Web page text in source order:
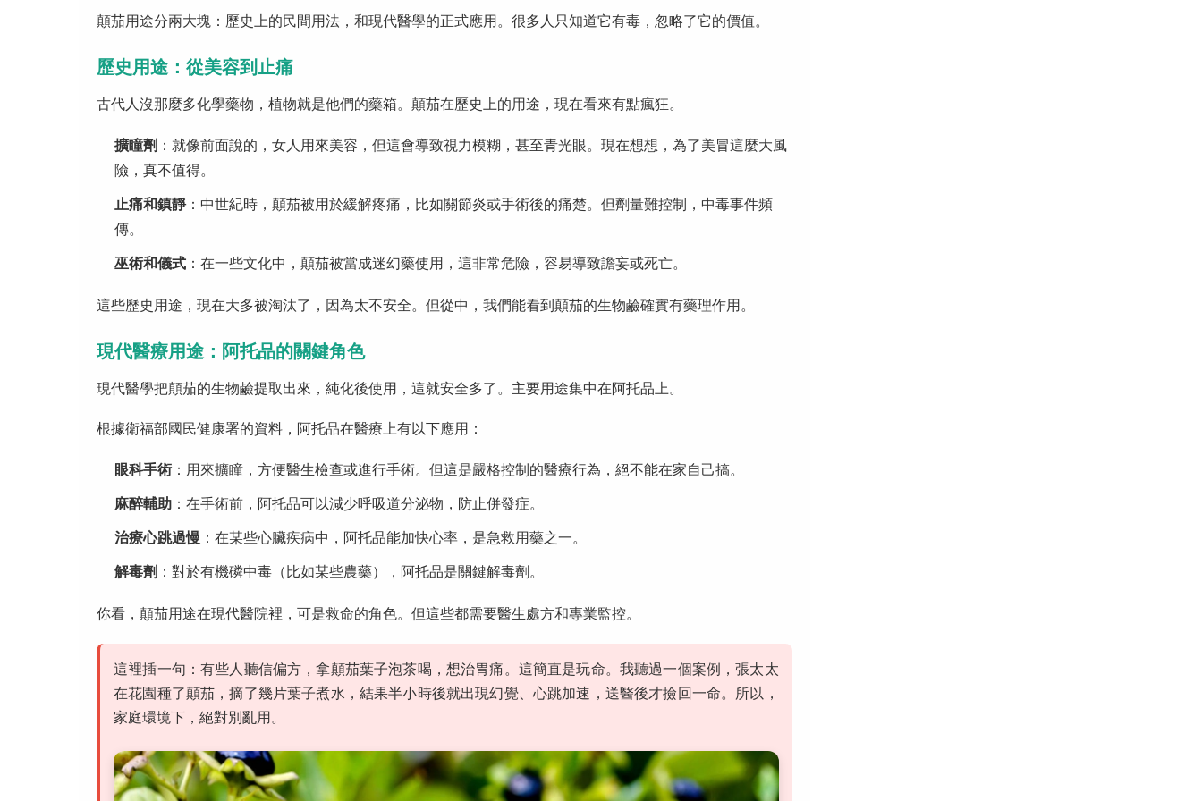
顛茄用途分兩大塊：歷史上的民間用法，和現代醫學的正式應用。很多人只知道它有毒，忽略了它的價值。
歷史用途：從美容到止痛
古代人沒那麼多化學藥物，植物就是他們的藥箱。顛茄在歷史上的用途，現在看來有點瘋狂。
擴瞳劑 ：就像前面說的，女人用來美容，但這會導致視力模糊，甚至青光眼。現在想想，為了美冒這麼大風
險，真不值得。
止痛和鎮靜：中世紀時，顛茄被用於緩解疼痛，比如關節炎或手術後的痛楚。但劑量難控制，中毒事件頻
傳。
巫術和儀式 ：在一些文化中，顛茄被當成迷幻藥使用，這非常危險，容易導致譫妄或死亡。
這些歷史用途，現在大多被淘汰了，因為太不安全。但從中，我們能看到顛茄的生物鹼確實有藥理作用。
現代醫療用途：阿托品的關鍵角色
現代醫學把顛茄的生物鹼提取出來，純化後使用，這就安全多了。主要用途集中在阿托品上。
根據衛福部國民健康署的資料，阿托品在醫療上有以下應用：
眼科手術 ：用來擴瞳，方便醫生檢查或進行手術。但這是嚴格控制的醫療行為，絕不能在家自己搞。
麻醉輔助 ：在手術前，阿托品可以減少呼吸道分泌物，防止併發症。
治療心跳過慢 ：在某些心臟疾病中，阿托品能加快心率，是急救用藥之一。
解毒劑 ：對於有機磷中毒（比如某些農藥），阿托品是關鍵解毒劑。
你看，顛茄用途在現代醫院裡，可是救命的角色。但這些都需要醫生處方和專業監控。
這裡插一句：有些人聽信偏方，拿顛茄葉子泡茶喝，想治胃痛。這簡直是玩命。我聽過一個案例，張太太
在花園種了顛茄，摘了幾片葉子煮水，結果半小時後就出現幻覺、心跳加速，送醫後才撿回一命。所以，
家庭環境下，絕對別亂用。